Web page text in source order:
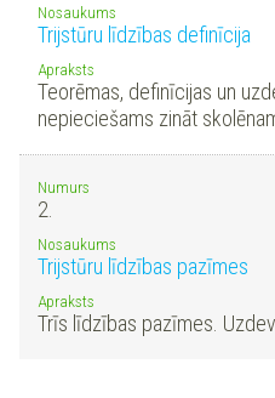
Nosaukums
Trijstūru līdzības definīcija
Apraksts
Teorēmas, definīcijas un
nepieciešams zināt
Numurs
2.
Nosaukums
Trijstūru līdzības pazīmes
Apraksts
Trīs līdzības pazīmes.